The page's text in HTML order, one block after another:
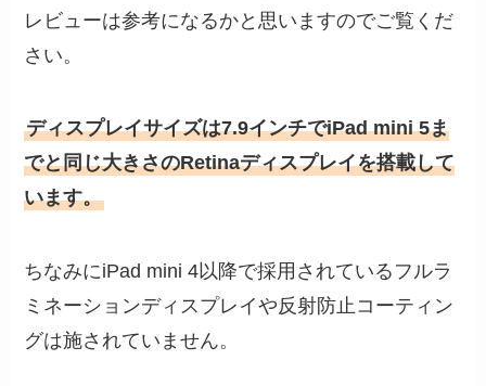
レビューは参考になるかと思いますのでご覧くだ
さい。
ディスプレイサイズは7.9インチでiPad mini 5ま
でと同じ大きさのRetinaディスプレイを搭載して
います。
ちなみにiPad mini 4以降で採用されているフルラ
ミネーションディスプレイや反射防止コーティン
グは施されていません。